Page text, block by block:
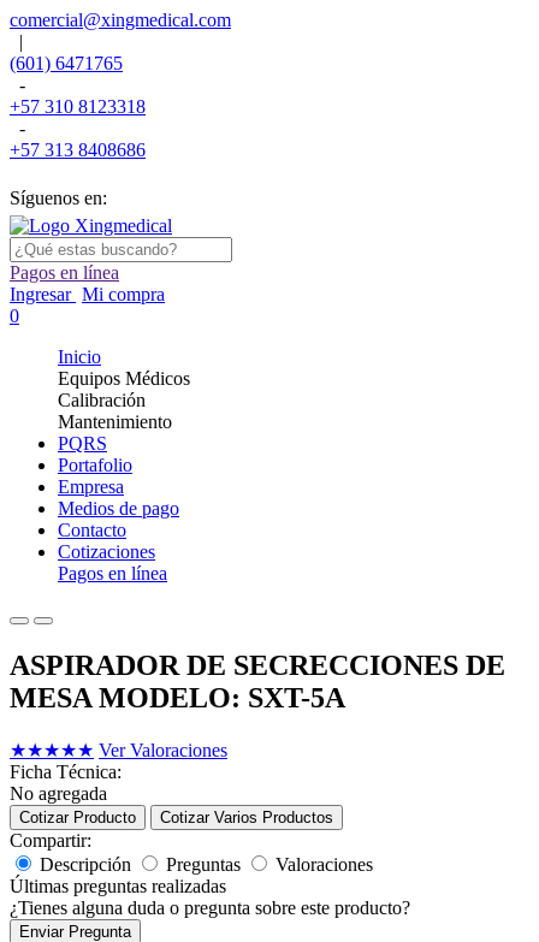
comercial@xingmedical.com
|
(601) 6471765
-
+57 310 8123318
-
+57 313 8408686
Síguenos en:
Pagos en línea
Ingresar Mi compra
0
Inicio
Equipos Médicos
Calibración
Mantenimiento
PQRS
Portafolio
Empresa
Medios de pago
Contacto
Cotizaciones
Pagos en línea
ASPIRADOR DE SECRECCIONES DE
MESA MODELO: SXT-5A
★★★★★ Ver Valoraciones
Ficha Técnica:
No agregada
Cotizar Producto Cotizar Varios Productos
Compartir:
Descripción
Preguntas
Valoraciones
Últimas preguntas realizadas
¿Tienes alguna duda o pregunta sobre este producto?
Enviar Pregunta